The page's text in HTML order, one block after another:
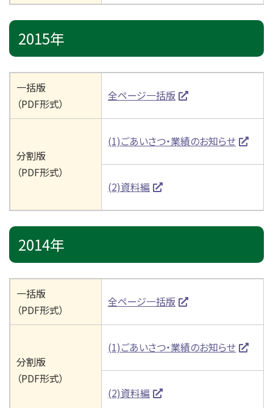
2015年
一括版
（PDF形式）
全ページ一括版
分割版
（PDF形式）
(1)ごあいさつ・業績のお知らせ
(2)資料編
2014年
一括版
（PDF形式）
全ページ一括版
分割版
（PDF形式）
(1)ごあいさつ・業績のお知らせ
(2)資料編